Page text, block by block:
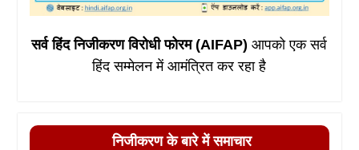
सर्व हिंद निजीकरण विरोधी फोरम (AIFAP)आपको एक सर्व
हिंद सम्मेलन में आमंत्रित कर रहा है
निजीकरण के बारे में समाचार